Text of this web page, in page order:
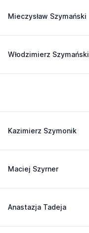
Mieczysław Szymański
Włodzimierz Szymański
Kazimierz Szymonik
Maciej Szyrner
Anastazja Tadeja